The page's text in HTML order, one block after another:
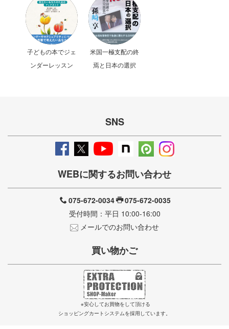
子どもの本でジェ
ンダーレッスン
米国一極支配の終
焉と日本の選択
SNS
WEBに関するお問い合わせ
075-672-0034
075-672-0035
受付時間：平日 10:00-16:00
メールでのお問い合わせ
買い物かご
※安心してお買物をして頂ける
ショッピングカートシステムを採用しています。